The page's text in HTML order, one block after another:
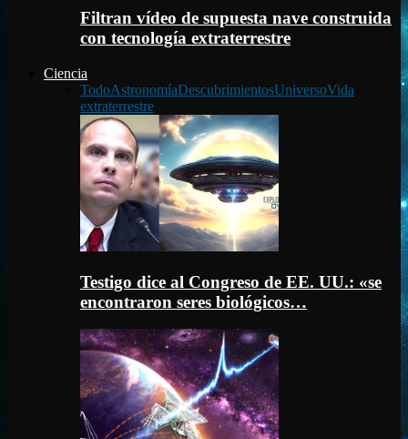
Filtran vídeo de supuesta nave construida
con tecnología extraterrestre
Ciencia
TodoAstronomíaDescubrimientosUniversoVida
extraterrestre
Testigo dice al Congreso de EE. UU.: «se
encontraron seres biológicos…